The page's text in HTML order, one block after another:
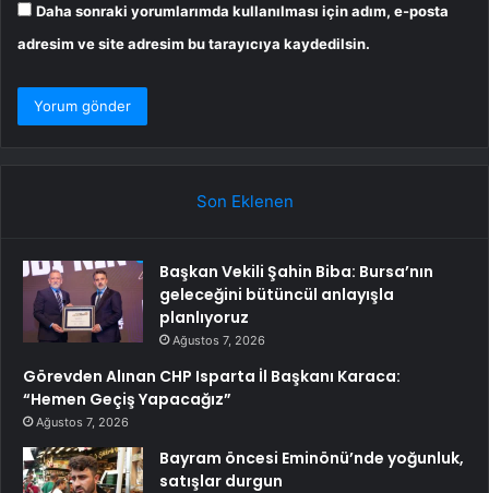
Daha sonraki yorumlarımda kullanılması için adım, e-posta
adresim ve site adresim bu tarayıcıya kaydedilsin.
Son Eklenen
Başkan Vekili Şahin Biba: Bursa’nın
geleceğini bütüncül anlayışla
planlıyoruz
Ağustos 7, 2026
Görevden Alınan CHP Isparta İl Başkanı Karaca:
“Hemen Geçiş Yapacağız”
Ağustos 7, 2026
Bayram öncesi Eminönü’nde yoğunluk,
satışlar durgun